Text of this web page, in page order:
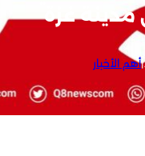
غزة
|أهم الأخبار